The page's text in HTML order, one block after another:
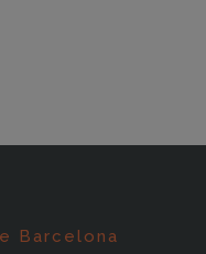
Barcelona